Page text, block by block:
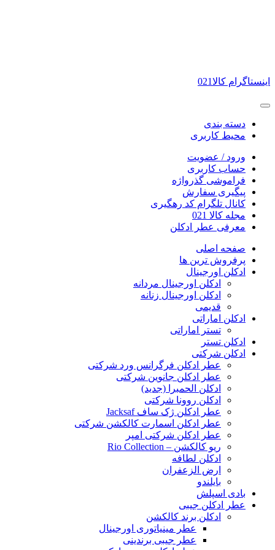
اینستاگرام کالا021
دسته بندی
محیط کاربری
ورود / عضویت
حساب کاربری
فراموشی گذرواژه
پیگیری سفارش
کانال تلگرام کد رهگیری
مجله کالا 021
معرفی عطر ادکلن
صفحه اصلی
پرفروش ترین ها
ادکلن اورجینال
ادکلن اورجینال مردانه
ادکلن اورجینال زنانه
قدیمی
ادکلن اماراتی
تستر اماراتی
ادکلن تستر
ادکلن شرکتی
عطر ادکلن فرگرانس ورد شرکتی
عطر ادکلن جانوین شرکتی
ادکلن الحمبرا (جدید)
ادکلن روونا شرکتی
عطر ادکلن ژک‌ ساف Jacksaf
عطر ادکلن اسمارت کالکشن شرکتی
عطر ادکلن شرکتی امپر
ریو کالکشن – Rio Collection
ادکلن لطافه
ارض الزعفران
بایلندو
بادی اسپلش
عطر ادکلن جیبی
ادکلن برند کالکشن
عطر مینیاتوری اورجینال
عطر جیبی برندینی